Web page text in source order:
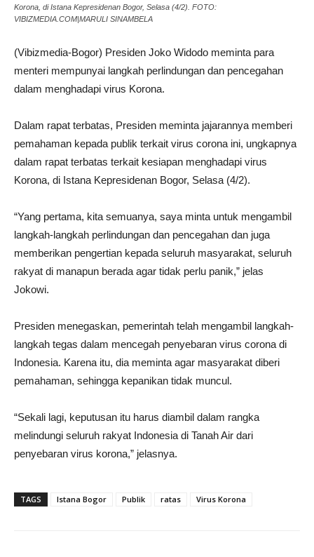
Korona, di Istana Kepresidenan Bogor, Selasa (4/2). FOTO:
VIBIZMEDIA.COM|MARULI SINAMBELA
(Vibizmedia-Bogor) Presiden Joko Widodo meminta para
menteri mempunyai langkah perlindungan dan pencegahan
dalam menghadapi virus Korona.
Dalam rapat terbatas, Presiden meminta jajarannya memberi
pemahaman kepada publik terkait virus corona ini, ungkapnya
dalam rapat terbatas terkait kesiapan menghadapi virus
Korona, di Istana Kepresidenan Bogor, Selasa (4/2).
“Yang pertama, kita semuanya, saya minta untuk mengambil
langkah-langkah perlindungan dan pencegahan dan juga
memberikan pengertian kepada seluruh masyarakat, seluruh
rakyat di manapun berada agar tidak perlu panik,” jelas
Jokowi.
Presiden menegaskan, pemerintah telah mengambil langkah-
langkah tegas dalam mencegah penyebaran virus corona di
Indonesia. Karena itu, dia meminta agar masyarakat diberi
pemahaman, sehingga kepanikan tidak muncul.
“Sekali lagi, keputusan itu harus diambil dalam rangka
melindungi seluruh rakyat Indonesia di Tanah Air dari
penyebaran virus korona,” jelasnya.
TAGS Istana Bogor Publik ratas Virus Korona